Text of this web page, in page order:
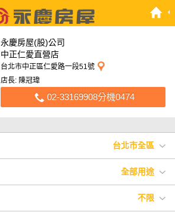
永慶房屋(股)公司
中正仁愛直營店
台北市中正區仁愛路一段51號
店長: 陳冠瑋
02-33169908分機0474
台北市全區
全部用途
其他不限